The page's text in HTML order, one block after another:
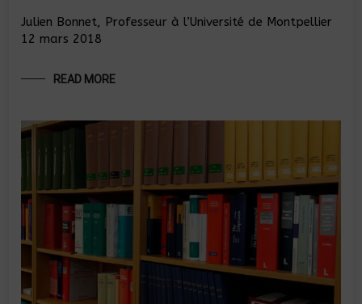
Julien Bonnet, Professeur à l’Université de Montpellier
12 mars 2018
READ MORE